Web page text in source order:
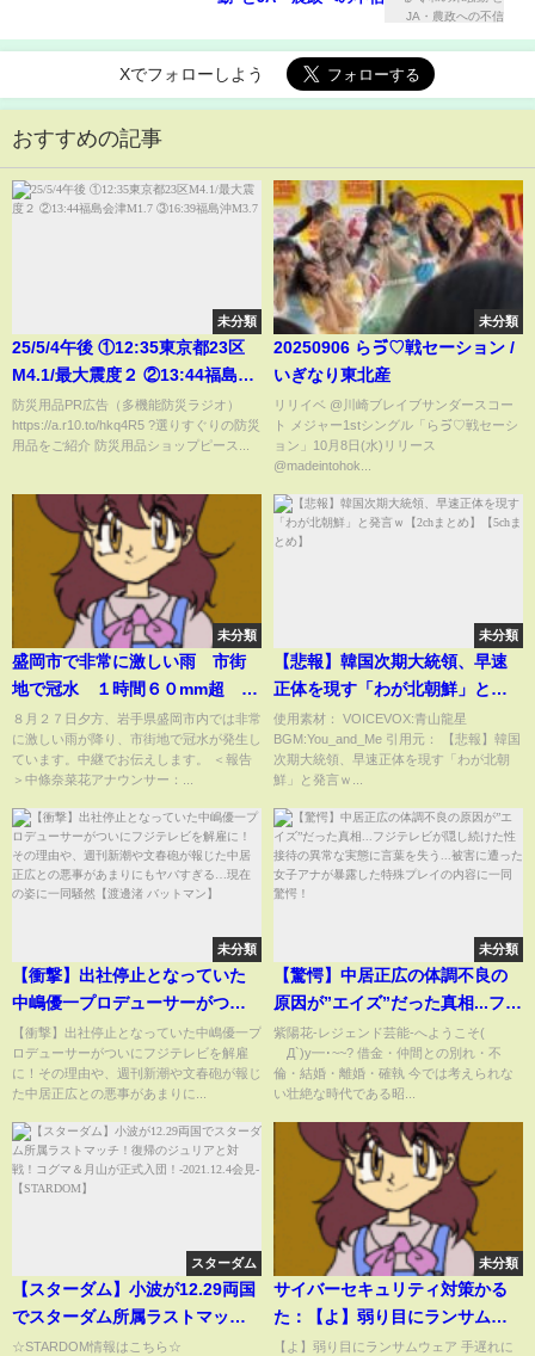
Xでフォローしよう
おすすめの記事
未分類
25/5/4午後 ①12:35東京都23区
M4.1/最大震度２ ②13:44福島会
津M1.7 ③16:39福島沖M3.7
防災用品PR広告（多機能防災ラジオ）
https://a.r10.to/hkq4R5 ?選りすぐりの防災
用品をご紹介 防災用品ショップピース...
未分類
20250906 らゔ♡戦セーション /
いぎなり東北産
リリイベ @川崎ブレイブサンダースコー
ト メジャー1stシングル「らゔ♡戦セーシ
ョン」10月8日(水)リリース ​
⁠@madeintohok...
未分類
盛岡市で非常に激しい雨 市街
地で冠水 １時間６０mm超 岩
手県 (24/08/27 19:25)
８月２７日夕方、岩手県盛岡市内では非常
に激しい雨が降り、市街地で冠水が発生し
ています。中継でお伝えします。 ＜報告
＞中條奈菜花アナウンサー：...
未分類
【悲報】韓国次期大統領、早速
正体を現す「わが北朝鮮」と発
言ｗ【2chまとめ】【5chまと
め】
使用素材： VOICEVOX:青山龍星
BGM:You_and_Me 引用元： 【悲報】韓国
次期大統領、早速正体を現す「わが北朝
鮮」と発言ｗ...
未分類
【衝撃】出社停止となっていた
中嶋優一プロデューサーがつい
にフジテレビを解雇に！その理
由や、週刊新潮や文春砲が報じ
た中居正広との悪事があまりに
騒然【渡邊渚 バットマン】
【衝撃】出社停止となっていた中嶋優一プ
ロデューサーがついにフジテレビを解雇
に！その理由や、週刊新潮や文春砲が報じ
た中居正広との悪事があまりに...
未分類
【驚愕】中居正広の体調不良の
原因が”エイズ”だった真相...フジ
テレビが隠し続けた性接待の異
常な実態に言葉を失う...被害に遭
った女子アナが暴露した特殊プ
紫陽花-レジェンド芸能-へようこそ(
´Д`)y━･~~? 借金・仲間との別れ・不
倫・結婚・離婚・確執 今では考えられな
い壮絶な時代である昭...
スターダム
【スターダム】小波が12.29両国
でスターダム所属ラストマッ
チ！復帰のジュリアと対戦！コ
☆STARDOM情報はこちら☆
未分類
サイバーセキュリティ対策かる
た：【よ】弱り目にランサムウ
ェア（15秒）
【よ】弱り目にランサムウェア ⼿遅れに